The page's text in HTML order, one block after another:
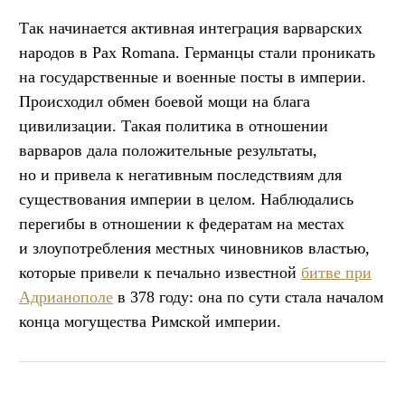
Так начинается активная интеграция варварских
народов в Pax Romana. Германцы стали проникать
на государственные и военные посты в империи.
Происходил обмен боевой мощи на блага
цивилизации. Такая политика в отношении
варваров дала положительные результаты,
но и привела к негативным последствиям для
существования империи в целом. Наблюдались
перегибы в отношении к федератам на местах
и злоупотребления местных чиновников властью,
которые привели к печально известной битве при
Адрианополе в 378 году: она по сути стала началом
конца могущества Римской империи.